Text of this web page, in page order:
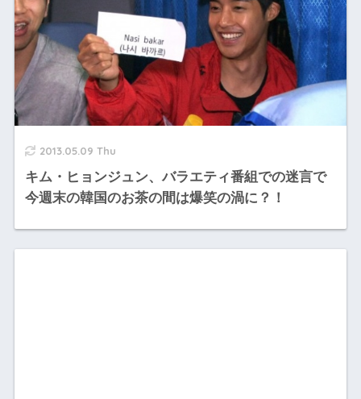
2013.05.09 Thu
キム・ヒョンジュン、バラエティ番組での迷言で
今週末の韓国のお茶の間は爆笑の渦に？！